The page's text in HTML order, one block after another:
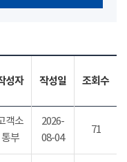
성자 작성일 조회수
객소
통부
2026-
08-04
71